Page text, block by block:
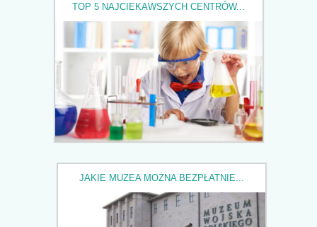
TOP 5 NAJCIEKAWSZYCH CENTRÓW...
JAKIE MUZEA MOŻNA BEZPŁATNIE...